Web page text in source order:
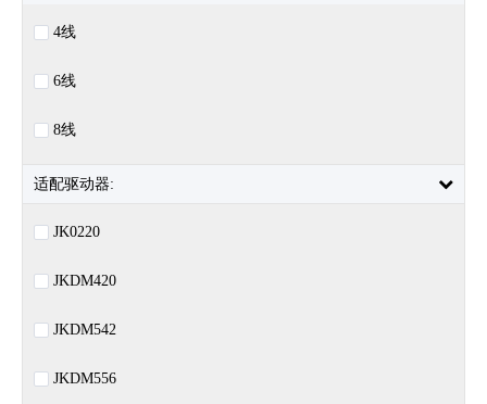
4线
6线
8线
适配驱动器:
JK0220
JKDM420
JKDM542
JKDM556